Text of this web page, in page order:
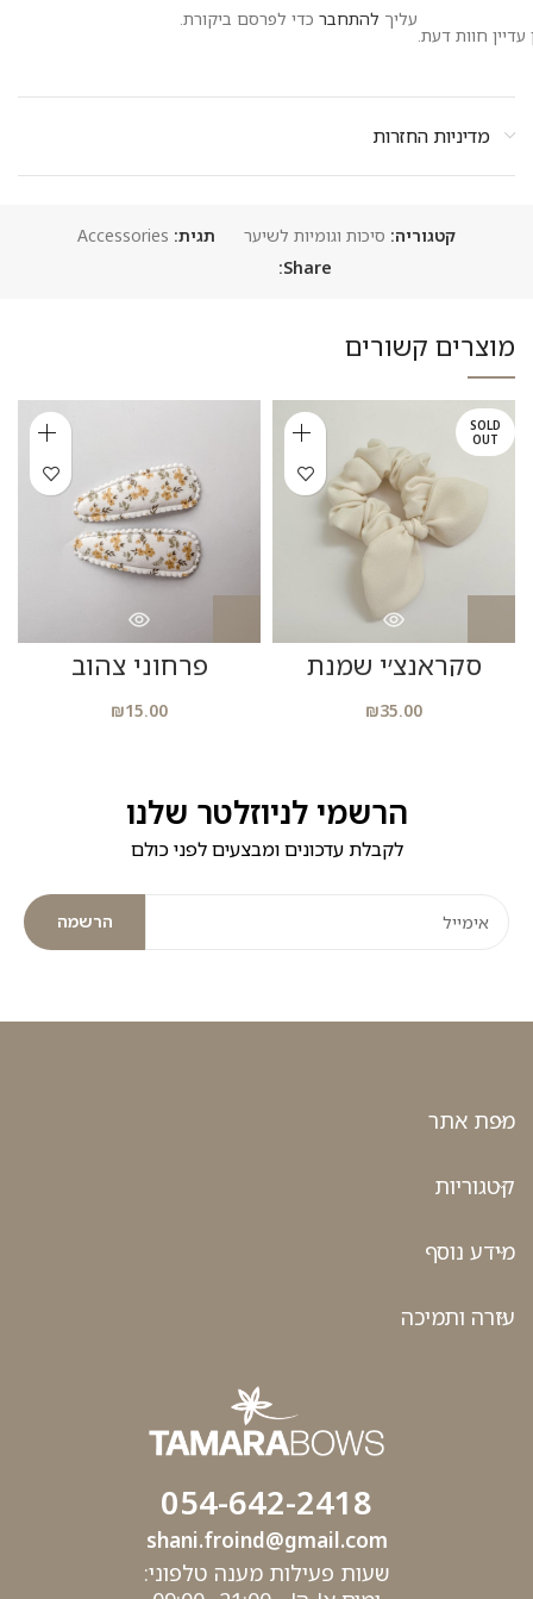
עדיין חוות דעת.
עליך להתחבר כדי לפרסם ביקורת.
מדיניות החזרות
קטגוריה: סיכות וגומיות לשיער תגית: Accessories
Share:
מוצרים קשורים
SOLD
OUT
סקראנצ׳י שמנת
₪35.00
פרחוני צהוב
₪15.00
הרשמי לניוזלטר שלנו
לקבלת עדכונים ומבצעים לפני כולם
הרשמה
מפת אתר
קטגוריות
מידע נוסף
עזרה ותמיכה
054-642-2418
shani.froind@gmail.com
שעות פעילות מענה טלפוני: